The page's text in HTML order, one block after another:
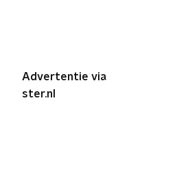
Advertentie via
ster.nl